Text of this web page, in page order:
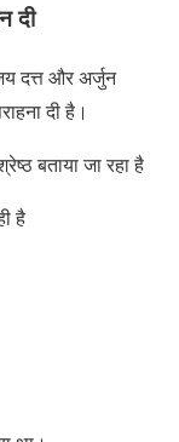
दी
दत्त और अर्जुन
दी है।
बताया जा रहा है
है